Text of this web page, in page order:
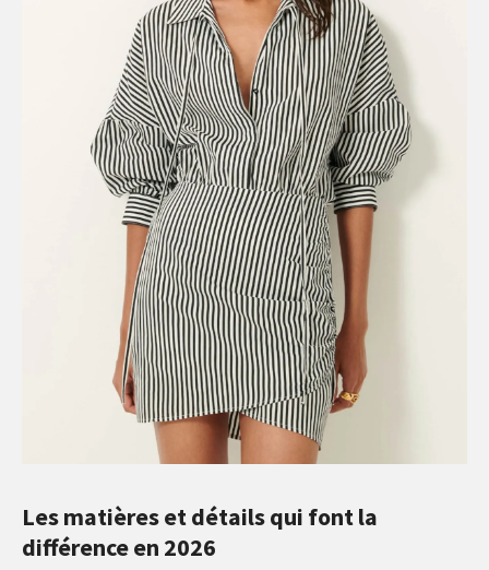
Les matières et détails qui font la
différence en 2026